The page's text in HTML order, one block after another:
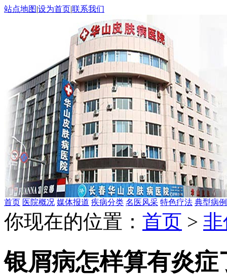
站点地图|设为首页|联系我们
首页 医院概况 媒体报道 疾病分类 名医风采 特色疗法 典型病例
你现在的位置： 首页 >
银屑病怎样算有炎症